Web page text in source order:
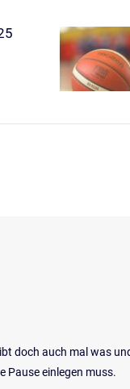
doch auch mal was
Pause einlegen muss.